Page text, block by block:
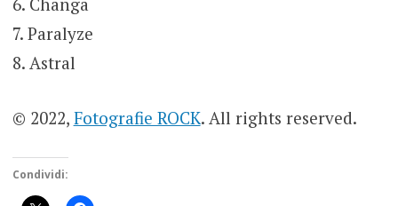
7. Paralyze
8. Astral
© 2022, Fotografie ROCK. All rights reserved.
Condividi: